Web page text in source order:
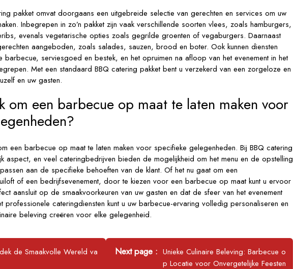
pakket omvat doorgaans een uitgebreide selectie van gerechten en services om uw
Inbegrepen in zo’n pakket zijn vaak verschillende soorten vlees, zoals hamburgers,
evenals vegetarische opties zoals gegrilde groenten of vegaburgers. Daarnaast
aangeboden, zoals salades, sauzen, brood en boter. Ook kunnen diensten
barbecue, serviesgoed en bestek, en het opruimen na afloop van het evenement in het
Met een standaard BBQ catering pakket bent u verzekerd van een zorgeloze en
en uw gasten.
om een barbecue op maat te laten maken voor
een barbecue op maat te laten maken voor specifieke gelegenheden. Bij BBQ catering
aspect, en veel cateringbedrijven bieden de mogelijkheid om het menu en de opstelling
aan de specifieke behoeften van de klant. Of het nu gaat om een
of een bedrijfsevenement, door te kiezen voor een barbecue op maat kunt u ervoor
aansluit op de smaakvoorkeuren van uw gasten en dat de sfeer van het evenement
professionele cateringdiensten kunt u uw barbecue-ervaring volledig personaliseren en
beleving creëren voor elke gelegenheid.
de Smaakvolle Wereld va
Next page
Newer
Posts
Unieke Culinaire Beleving: Barbecue o
p Locatie voor Onvergetelijke Feesten